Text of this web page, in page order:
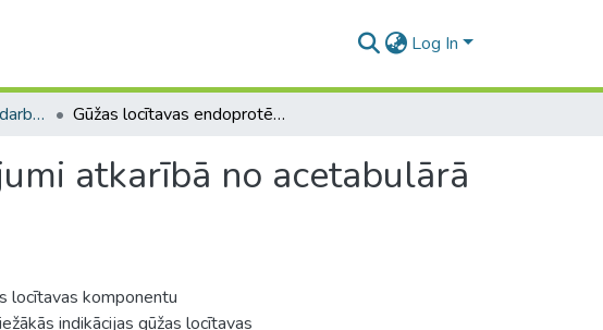
Log In
Bakalaura un maģistra darbi (MF) / Bachelor's and Master's theses Gūžas locītavas endoprotēzes agrīnie mežģījumi atkarībā no acetabulārā komponenta novietojuma
atkarībā no acetabulārā
locītavas komponentu
indikācijas gūžas locītavas